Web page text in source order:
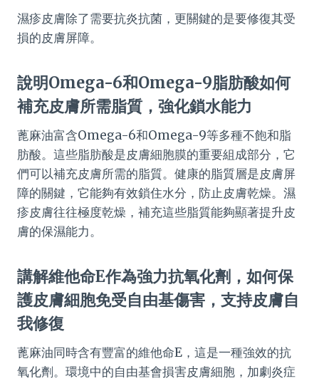
濕疹皮膚除了需要抗炎抗菌，更關鍵的是要修復其受
損的皮膚屏障。
說明Omega-6和Omega-9脂肪酸如何
補充皮膚所需脂質，強化鎖水能力
蓖麻油富含Omega-6和Omega-9等多種不飽和脂
肪酸。這些脂肪酸是皮膚細胞膜的重要組成部分，它
們可以補充皮膚所需的脂質。健康的脂質層是皮膚屏
障的關鍵，它能夠有效鎖住水分，防止皮膚乾燥。濕
疹皮膚往往極度乾燥，補充這些脂質能夠顯著提升皮
膚的保濕能力。
講解維他命E作為強力抗氧化劑，如何保
護皮膚細胞免受自由基傷害，支持皮膚自
我修復
蓖麻油同時含有豐富的維他命E，這是一種強效的抗
氧化劑。環境中的自由基會損害皮膚細胞，加劇炎症